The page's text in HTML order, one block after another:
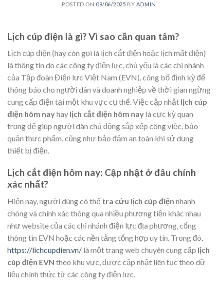
POSTED ON 09/06/2025 BY ADMIN
Lịch cúp điện là gì? Vì sao cần quan tâm?
Lịch cúp điện (hay còn gọi là lịch cắt điện hoặc lịch mất điện)
là thông tin do các công ty điện lực, chủ yếu là các chi nhánh
của Tập đoàn Điện lực Việt Nam (EVN), công bố định kỳ để
thông báo cho người dân và doanh nghiệp về thời gian ngừng
cung cấp điện tại một khu vực cụ thể. Việc cập nhật lịch cúp
điện hôm nayhay lịch cắt điện hôm nay là cực kỳ quan
trọng để giúp người dân chủ động sắp xếp công việc, bảo
quản thực phẩm, cũng như bảo đảm an toàn khi sử dụng
thiết bị điện.
Lịch cắt điện hôm nay: Cập nhật ở đâu chính
xác nhất?
Hiện nay, người dùng có thể tra cứu lịch cúp điện nhanh
chóng và chính xác thông qua nhiều phương tiện khác nhau
như website của các chi nhánh điện lực địa phương, cổng
thông tin EVN hoặc các nền tảng tổng hợp uy tín. Trong đó,
https://lichcupdien.vn/ là một trang web chuyên cung cấp lịch
cúp điện EVN theo khu vực, được cập nhật liên tục theo dữ
liệu chính thức từ các công ty điện lực.